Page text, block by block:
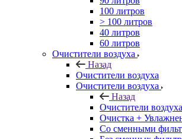
100 литров
> 100 литров
40 литров
60 литров
Очистители воздуха
Назад
Очистители воздуха
Очистители воздуха
Назад
Очистители воздуха
Очистка +
Cо сменными